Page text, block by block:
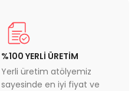
%100 YERLİ ÜRETİM
Yerli üretim atölyemiz
sayesinde en iyi fiyat ve